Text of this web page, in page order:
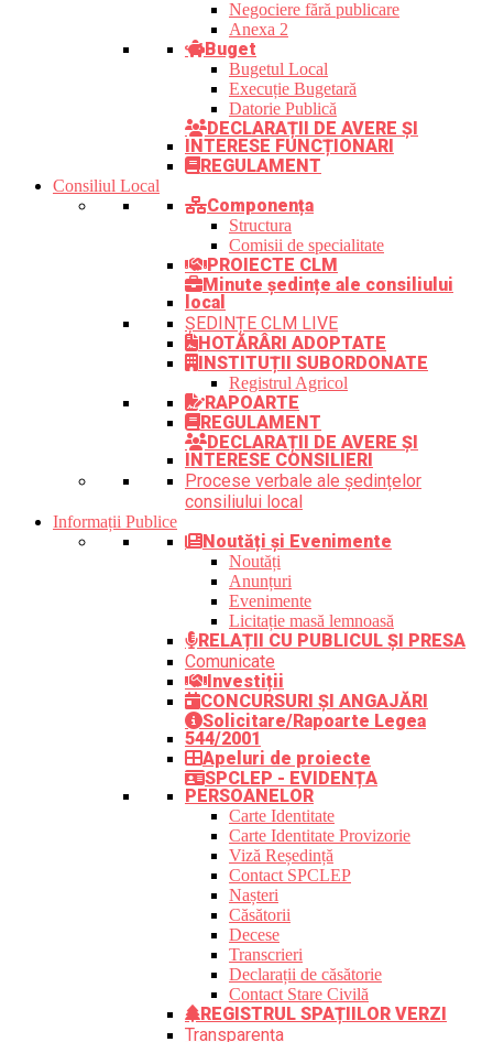
Negociere fără publicare
Anexa 2
Buget
Bugetul Local
Execuție Bugetară
Datorie Publică
DECLARAȚII DE AVERE ȘI
INTERESE FUNCȚIONARI
REGULAMENT
Consiliul Local
Componența
Structura
Comisii de specialitate
PROIECTE CLM
Minute ședințe ale consiliului
local
ȘEDINȚE CLM LIVE
HOTĂRÂRI ADOPTATE
INSTITUȚII SUBORDONATE
Registrul Agricol
RAPOARTE
REGULAMENT
DECLARAȚII DE AVERE ȘI
INTERESE CONSILIERI
Procese verbale ale ședințelor
consiliului local
Informații Publice
Noutăți și Evenimente
Noutăți
Anunțuri
Evenimente
Licitație masă lemnoasă
RELAȚII CU PUBLICUL ȘI PRESA
Comunicate
Investiții
CONCURSURI ȘI ANGAJĂRI
Solicitare/Rapoarte Legea
544/2001
Apeluri de proiecte
SPCLEP - EVIDENȚA
PERSOANELOR
Carte Identitate
Carte Identitate Provizorie
Viză Reședință
Contact SPCLEP
Nașteri
Căsătorii
Decese
Transcrieri
Declarații de căsătorie
Contact Stare Civilă
REGISTRUL SPAȚIILOR VERZI
Transparența